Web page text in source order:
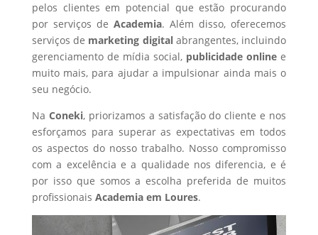
pelos clientes em potencial que estão procurando
por serviços de Academia. Além disso, oferecemos
serviços de marketing digital abrangentes, incluindo
gerenciamento de mídia social, publicidade online e
muito mais, para ajudar a impulsionar ainda mais o
seu negócio.
Na Coneki, priorizamos a satisfação do cliente e nos
esforçamos para superar as expectativas em todos
os aspectos do nosso trabalho. Nosso compromisso
com a excelência e a qualidade nos diferencia, e é
por isso que somos a escolha preferida de muitos
profissionais Academiaem Loures.